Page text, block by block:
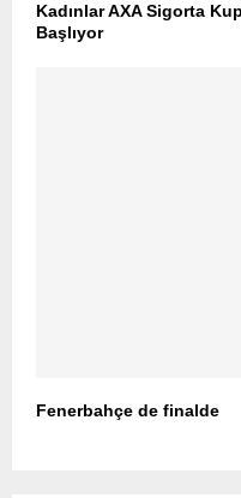
Kadınlar AXA Sigorta
Başlıyor
Fenerbahçe de finalde